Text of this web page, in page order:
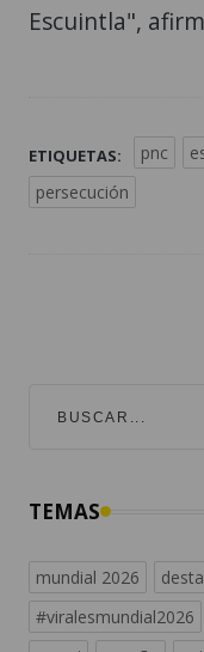
Escuintla",
ETIQUETAS: pnc
persecución
TEMAS
mundial 2026
#viralesmundial2026